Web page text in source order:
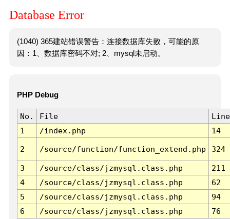
Database Error
(1040) 365建站错误警告：连接数据库失败，可能的原
因：1、数据库密码不对; 2、mysql未启动。
PHP Debug
No. File
Line
1
/index.php 14
2 /source/function/function_extend.php 324
3 /source/class/jzmysql.class.php
211
4
/source/class/jzmysql.class.php
62
5
/source/class/jzmysql.class.php
94
6
/source/class/jzmysql.class.php 76